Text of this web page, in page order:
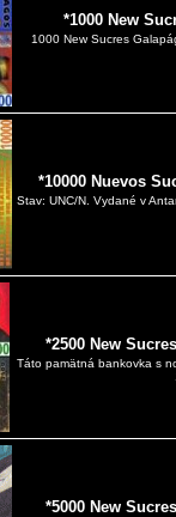
*1000 New
1000 New Sucres
*10000 Nuevos
Stav: UNC/N. Vydané v
*2500 New
Táto pamätná bankovka s
*5000 New